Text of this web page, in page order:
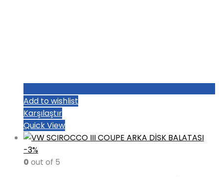
Add to wishlist
Karşılaştır
Quick View
-3%
0 out of 5